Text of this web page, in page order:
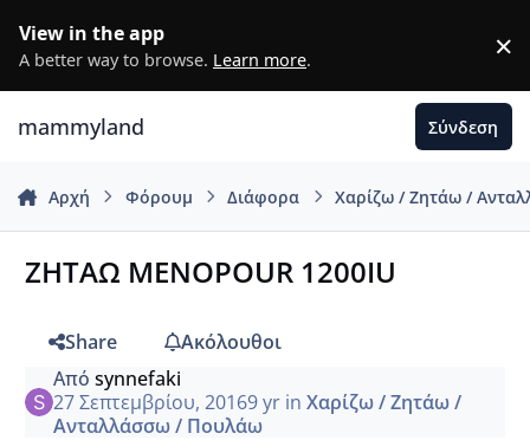
View in the app
A better way to browse. Learn more. ×
mammyland Σύνδεση
Αρχή Φόρουμ Διάφορα Χαρίζω / Ζητάω /
ΖΗΤΑΩ MENOPOUR 1200IU
Share
Ακόλουθοι
Από synnefaki
27 Σεπτεμβρίου, 20169 yrin Χαρίζω / Ζητάω /
Ανταλλάσσω / Πουλάω